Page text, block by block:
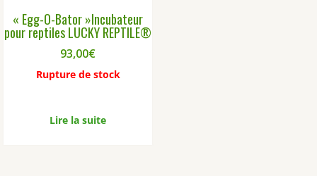
« Egg-O-Bator »Incubateur
pour reptiles LUCKY REPTILE®
93,00€
Rupture de stock
Lire la suite